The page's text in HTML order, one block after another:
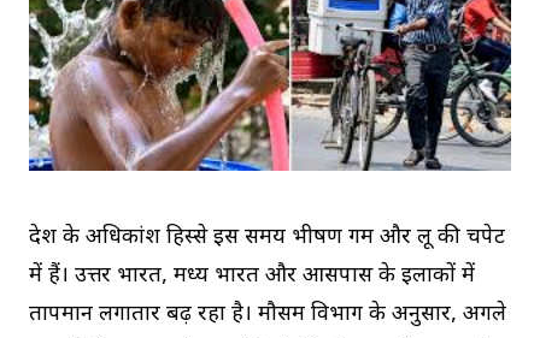
देश के अधिकांश हिस्से इस समय भीषण गर्मी और लू की चपेट
में हैं। उत्तर भारत, मध्य भारत और आसपास के इलाकों में
तापमान लगातार बढ़ रहा है। मौसम विभाग के अनुसार, अगले